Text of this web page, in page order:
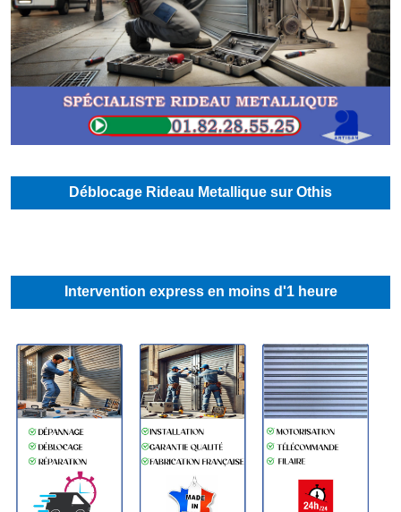
Déblocage Rideau Metallique sur Othis
Intervention express en moins d'1 heure